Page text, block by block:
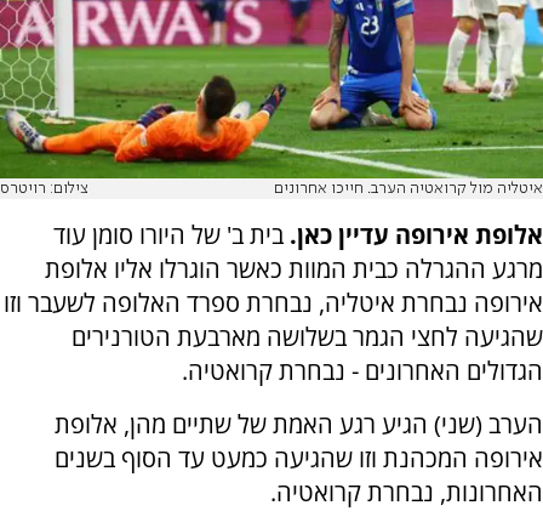
איטליה מול קרואטיה הערב. חייכו אחרונים צילום: רויטרס
אלופת אירופה עדיין כאן. בית ב' של היורו סומן עוד
מרגע ההגרלה כבית המוות כאשר הוגרלו אליו אלופת
אירופה נבחרת איטליה, נבחרת ספרד האלופה לשעבר וזו
שהגיעה לחצי הגמר בשלושה מארבעת הטורנירים
הגדולים האחרונים - נבחרת קרואטיה.
הערב (שני) הגיע רגע האמת של שתיים מהן, אלופת
אירופה המכהנת וזו שהגיעה כמעט עד הסוף בשנים
האחרונות, נבחרת קרואטיה.